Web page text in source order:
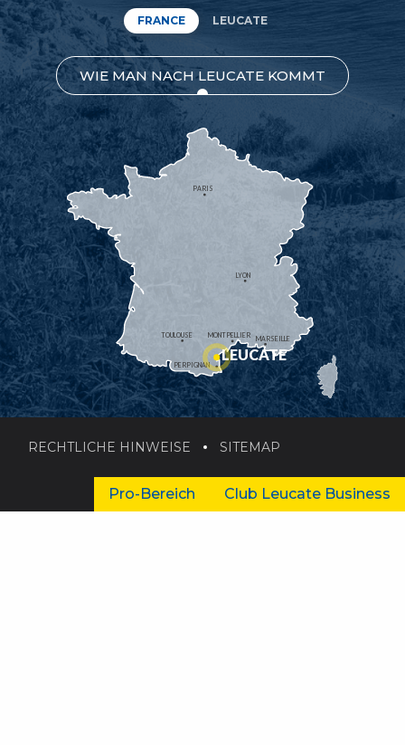
FRANCE LEUCATE
WIE MAN NACH LEUCATE KOMMT
MONTPELLIER
PERPIGNAN
MARSEILLE
TOULOUSE
LYON
PARIS
LEUCATE
RECHTLICHE HINWEISE SITEMAP
Pro-Bereich Club Leucate Business